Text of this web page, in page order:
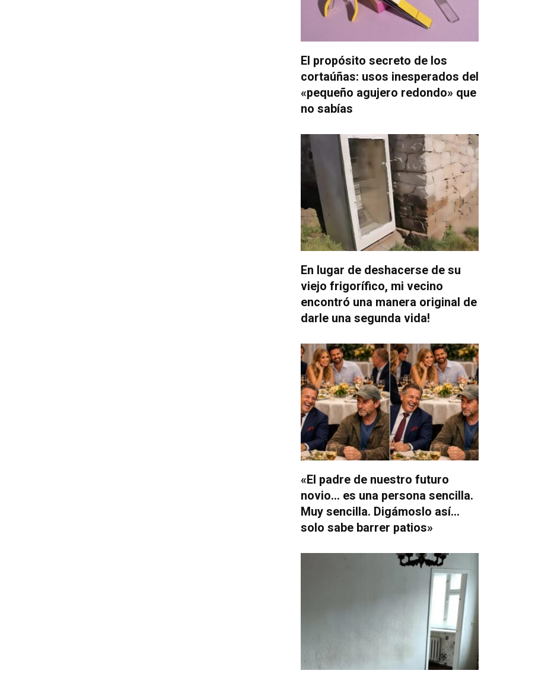
El propósito secreto de los
cortaúñas: usos inesperados del
«pequeño agujero redondo» que
no sabías
En lugar de deshacerse de su
viejo frigorífico, mi vecino
encontró una manera original de
darle una segunda vida!
«El padre de nuestro futuro
novio… es una persona sencilla.
Muy sencilla. Digámoslo así…
solo sabe barrer patios»